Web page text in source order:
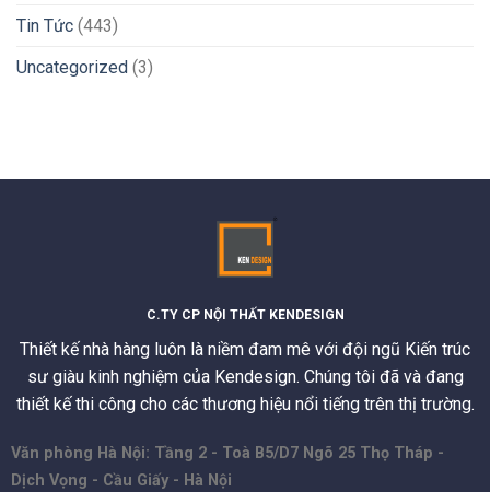
Tin Tức (443)
Uncategorized (3)
C.TY CP NỘI THẤT KENDESIGN
Thiết kế nhà hàng luôn là niềm đam mê với đội ngũ Kiến trúc
sư giàu kinh nghiệm của Kendesign. Chúng tôi đã và đang
thiết kế thi công cho các thương hiệu nổi tiếng trên thị trường.
Văn phòng Hà Nội: Tầng 2 - Toà B5/D7 Ngõ 25 Thọ Tháp -
Dịch Vọng - Cầu Giấy - Hà Nội